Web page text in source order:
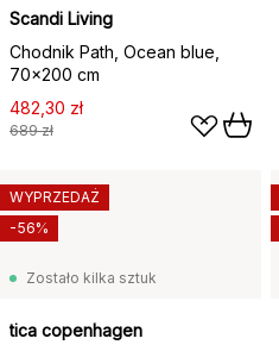
Scandi Living
Chodnik Path, Ocean blue,
70x200 cm
482,30 zł
689 zł
Zostało kilka sztuk
tica copenhagen
WYPRZEDAŻ
-56%